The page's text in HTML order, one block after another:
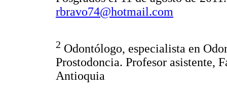
rbravo74@hotmail.com
2 Odontólogo, especialista en
Prostodoncia. Profesor asistente,
Antioquia